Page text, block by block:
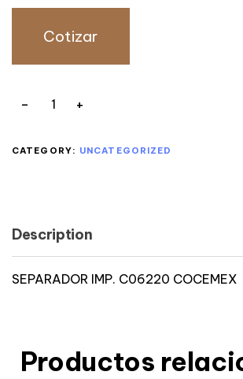
Cotizar
CATEGORY: UNCATEGORIZED
Description
SEPARADOR IMP. C06220 COCEMEX
Productos